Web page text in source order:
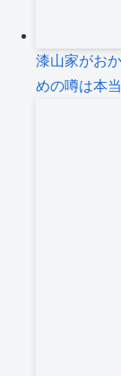
漆山家がお
めの噂は本